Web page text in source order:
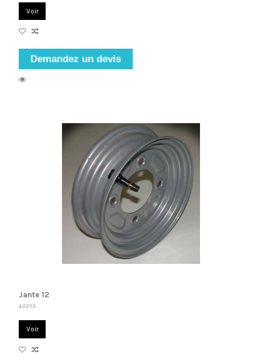
Voir
Demandez un devis
Jante 12
4J12115
Voir